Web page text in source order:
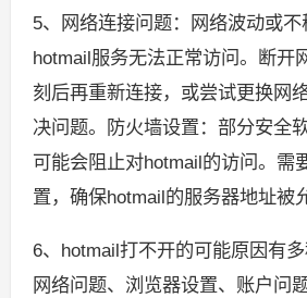
5、网络连接问题：网络波动或
hotmail服务无法正常访问。断开
刻后再重新连接，或尝试更换网
决问题。防火墙设置：部分安全
可能会阻止对hotmail的访问。需
置，确保hotmail的服务器地址被
6、hotmail打不开的可能原因有
网络问题、浏览器设置、账户问